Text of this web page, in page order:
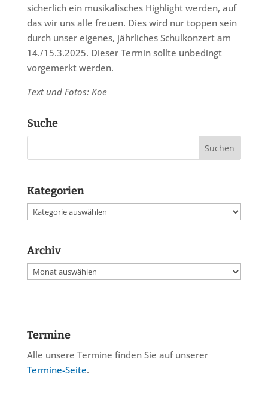
sicherlich ein musikalisches Highlight werden, auf
das wir uns alle freuen. Dies wird nur toppen sein
durch unser eigenes, jährliches Schulkonzert am
14./15.3.2025. Dieser Termin sollte unbedingt
vorgemerkt werden.
Text und Fotos: Koe
Suche
Kategorien
Kategorien
Archiv
Archiv
Termine
Alle unsere Termine finden Sie auf unserer
Termine-Seite.